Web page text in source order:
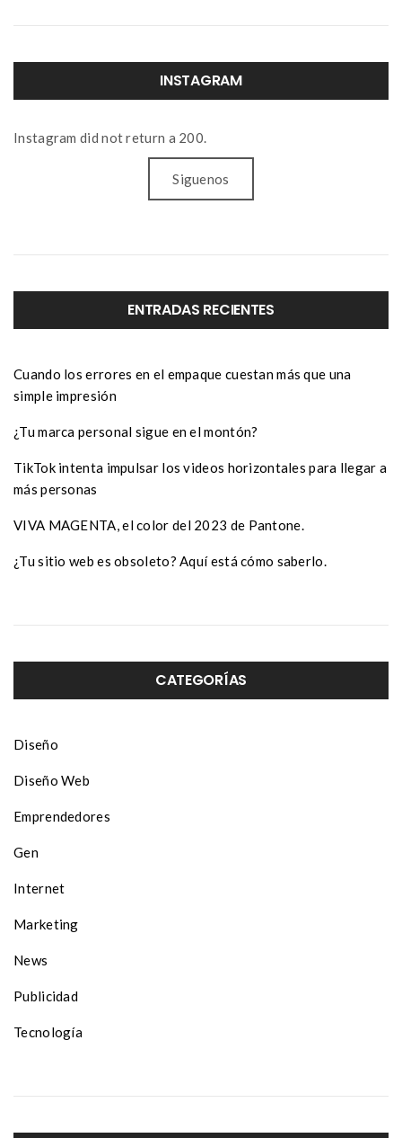
INSTAGRAM
Instagram did not return a 200.
Siguenos
ENTRADAS RECIENTES
Cuando los errores en el empaque cuestan más que una
simple impresión
¿Tu marca personal sigue en el montón?
TikTok intenta impulsar los videos horizontales para llegar a
más personas
VIVA MAGENTA, el color del 2023 de Pantone.
¿Tu sitio web es obsoleto? Aquí está cómo saberlo.
CATEGORÍAS
Diseño
Diseño Web
Emprendedores
Gen
Internet
Marketing
News
Publicidad
Tecnología